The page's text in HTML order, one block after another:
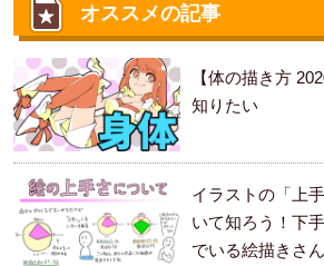
オススメの記事
【体の描き方
知りたい
イラストの「上
いて知ろう！下
でいる絵描きさ